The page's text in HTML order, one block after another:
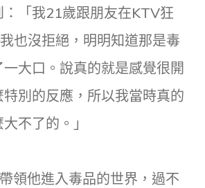
：「我21歲跟朋友在KTV狂
我也沒拒絕，明明知道那是毒
大口。說真的就是感覺很開
別的反應，所以我當時真的
不了的。」
領他進入毒品的世界，過不